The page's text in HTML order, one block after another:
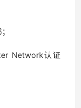
Network认证